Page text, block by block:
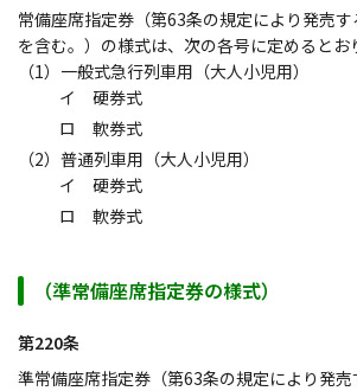
常備座席指定券（第63条の規定により発売
を含む。）の様式は、次の各号に定めるとお
（1）一般式急行列車用（大人小児用）
イ 硬券式
ロ 軟券式
（2）普通列車用（大人小児用）
イ 硬券式
ロ 軟券式
（準常備座席指定券の様式）
第220条
準常備座席指定券（第63条の規定により発